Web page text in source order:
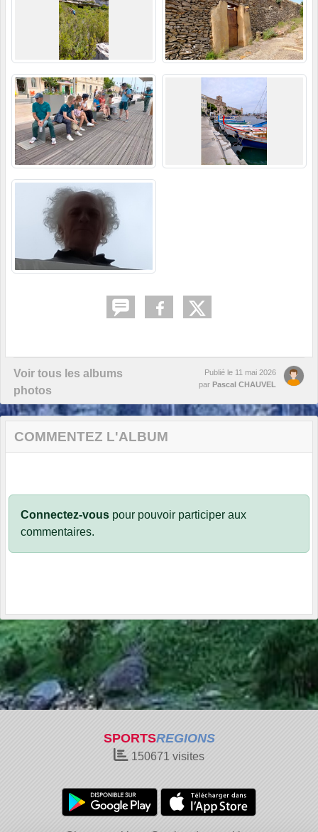
Voir tous les albums
photos
Publié le 11 mai 2026
par Pascal CHAUVEL
COMMENTEZ L'ALBUM
Connectez-vous pour pouvoir participer aux
commentaires.
SPORTSREGIONS
150671 visites